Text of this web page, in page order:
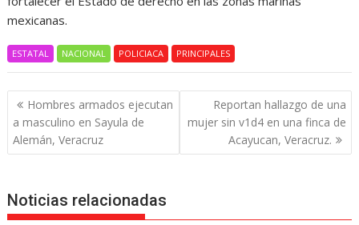
mexicanas.
ESTATAL NACIONAL POLICIACA PRINCIPALES
Navegación
de
entradas
Hombres armados ejecutan
a masculino en Sayula de
Alemán, Veracruz
Reportan hallazgo de una
mujer sin v1d4 en una finca de
Acayucan, Veracruz.
Noticias relacionadas